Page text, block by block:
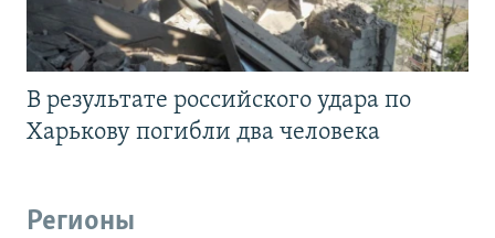
В результате российского удара по
Харькову погибли два человека
Регионы